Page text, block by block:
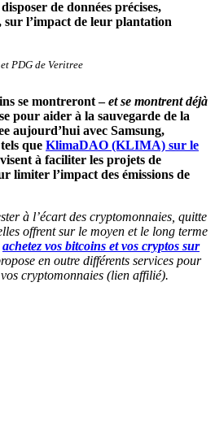
de données précises,
sur l’impact de leur plantation
PDG de Veritree
se montreront –et se montrent déjà
pour aider à la sauvegarde de la
aujourd’hui avec Samsung,
que KlimaDAO (KLIMA) sur le
visent à faciliter les projets de
limiter l’impact des émissions de
à l’écart des cryptomonnaies, quitte
offrent sur le moyen et le long terme
achetez vos bitcoins et vos cryptos sur
en outre différents services pour
cryptomonnaies (lien affilié).